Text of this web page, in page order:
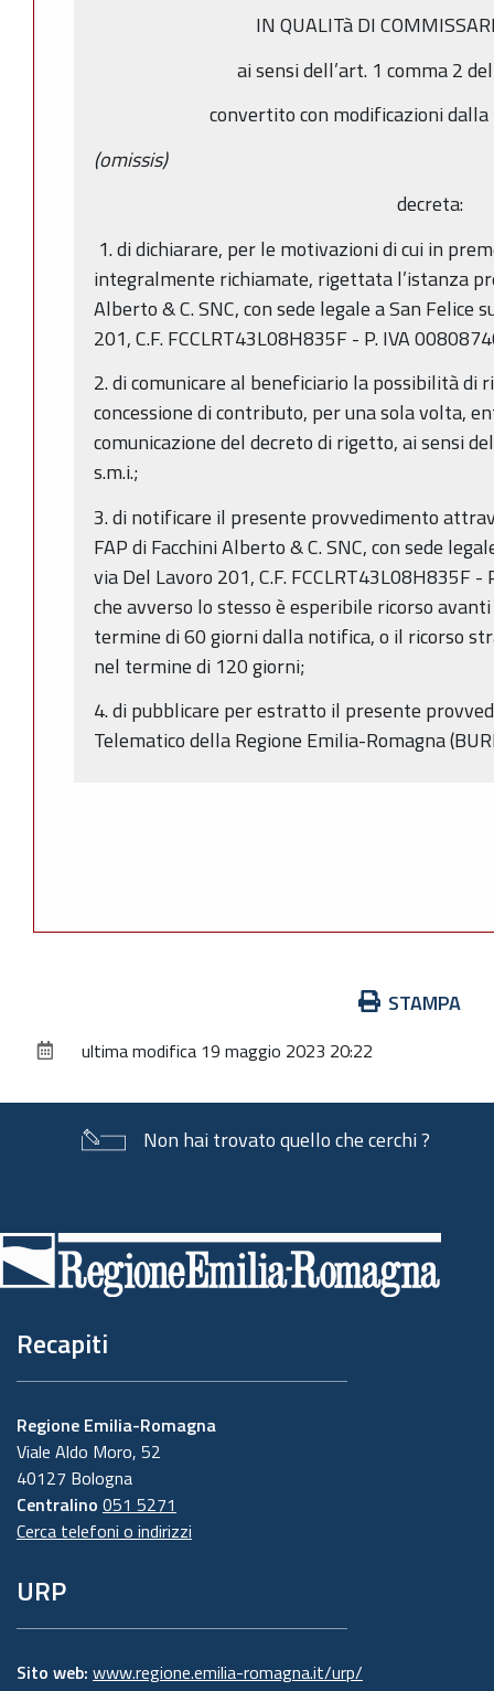
IN QUALITà DI
ai sensi dell’art. 1 comma 2
convertito con modificazioni
(omissis)
decreta:
1. di dichiarare, per le motivazioni di cui in
integralmente richiamate, rigettata l’istanza
Alberto & C. SNC, con sede legale a San Felice
201, C.F. FCCLRT43L08H835F - P. IVA
2. di comunicare al beneficiario la possibilità di
concessione di contributo, per una sola volta,
comunicazione del decreto di rigetto, ai sensi
s.m.i.;
3. di notificare il presente provvedimento
FAP di Facchini Alberto & C. SNC, con sede
via Del Lavoro 201, C.F. FCCLRT43L08H835F
che avverso lo stesso è esperibile ricorso
termine di 60 giorni dalla notifica, o il ricorso
nel termine di 120 giorni;
4. di pubblicare per estratto il presente
Telematico della Regione Emilia-Romagna
documento
STAMPA
ultima modifica 19 maggio 2023 20:22
Non hai trovato quello che cerchi ?
di
pagina
Recapiti
Regione Emilia-Romagna
Viale Aldo Moro, 52
40127 Bologna
Centralino 051 5271
Cerca telefoni o indirizzi
URP
Sito web: www.regione.emilia-romagna.it/urp/